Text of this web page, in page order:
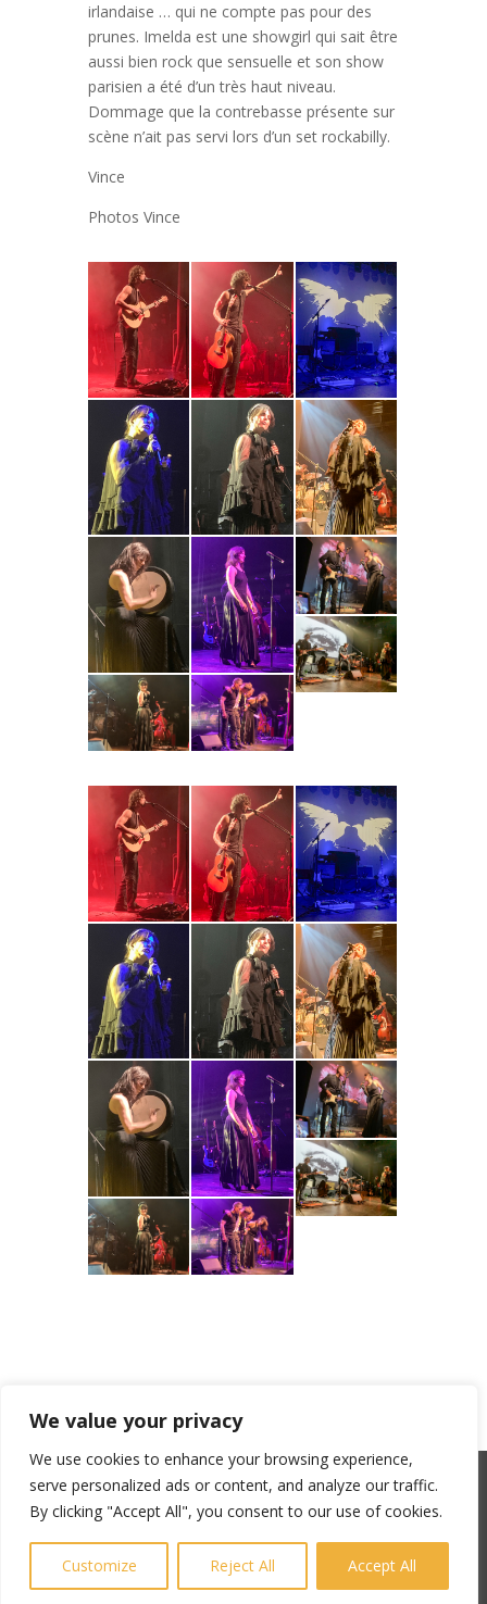
We value your privacy
We use cookies to enhance your browsing experience,
serve personalized ads or content, and analyze our traffic.
By clicking "Accept All", you consent to our use of cookies.
Customize Reject All Accept All
irlandaise … qui ne compte pas pour des
prunes. Imelda est une showgirl qui sait être
aussi bien rock que sensuelle et son show
parisien a été d’un très haut niveau.
Dommage que la contrebasse présente sur
scène n’ait pas servi lors d’un set rockabilly.
Vince
Photos Vince
SACEM : 101735096 – ©Copyright Zicline 1998 –
Any reproduction prohibited
CGU